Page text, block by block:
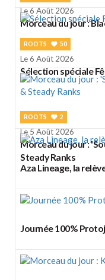
Le 6 Août 2026
Morceau du jour :
ROOTS 50
Le 6 Août 2026
Sélection spéciale
ROOTS 2
Le 5 Août 2026
Morceau du jour :
Steady Ranks
Aza Lineage, la
Journée 100%